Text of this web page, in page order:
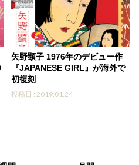
矢野顕子 1976年のデビュー作
『JAPANESE GIRL』が海外で
初復刻
投稿日 : 2019.01.24